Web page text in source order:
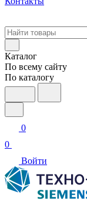
Каталог
По всему сайту
По каталогу
0
0
Войти